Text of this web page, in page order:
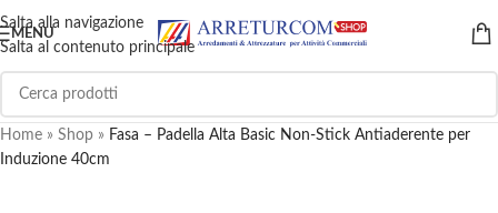
Salta alla navigazione
Salta al contenuto principale
MENU
Home » Shop » Fasa – Padella Alta Basic Non-Stick Antiaderente per
Induzione 40cm